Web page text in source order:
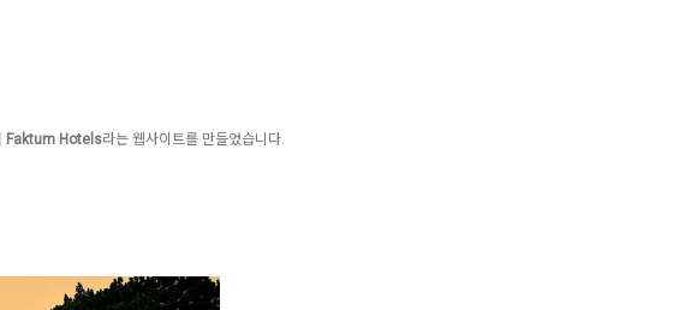
Faktum Hotels라는 웹사이트를 만들었습니다.